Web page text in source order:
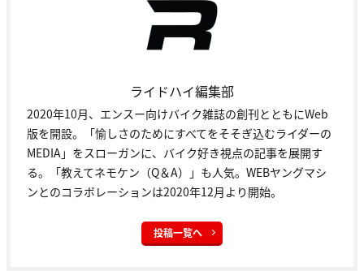
ライドハイ編集部
2020年10月、エンスー向けバイク雑誌の創刊とともにWeb
版を開設。「愉しさのためにすべてをそそぎ込むライダーの
MEDIA」をスローガンに、バイク好き視点の記事を展開す
る。「教えてネモケン（Q＆A）」も人気。WEBヤングマシ
ンとのコラボレーションは2020年12月より開始。
投稿一覧へ